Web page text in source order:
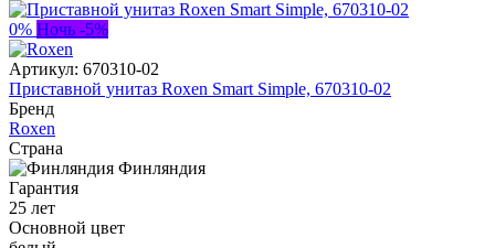
0% Ночь -5%
Артикул: 670310-02
Приставной унитаз Roxen Smart Simple, 670310-02
Бренд
Roxen
Страна
Финляндия
Гарантия
25 лет
Основной цвет